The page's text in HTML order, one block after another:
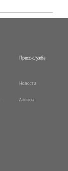
Пресс-служба
Новости
Анонсы